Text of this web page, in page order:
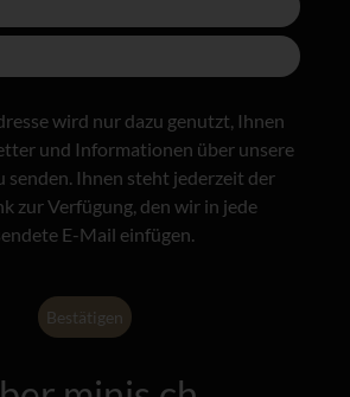
wird nur dazu genutzt, Ihnen
und Informationen über unsere
senden. Ihnen steht jederzeit der
zur Verfügung, den wir in jede
E-Mail einfügen.